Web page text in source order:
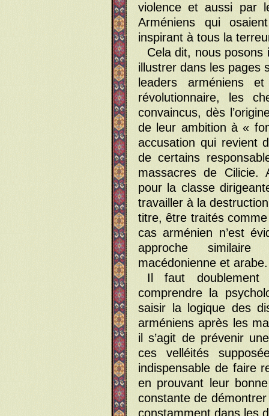
violence et aussi par
Arméniens qui
inspirant à tous la
Cela dit, nous posons
illustrer dans les pages
leaders arméniens
révolutionnaire, les
convaincus, dès
de leur ambition à «
accusation qui revient
de certains
massacres de Cilicie.
pour la classe
travailler à la
titre, être traités
cas arménien n’est
approche
macédonienne et arabe.
Il faut doublement
comprendre la
saisir la logique des
arméniens après les
il s’agit de prévenir
ces velléités
indispensable de faire
en prouvant leur
constante de
constamment dans les